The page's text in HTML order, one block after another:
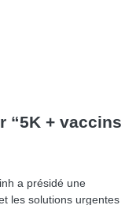
“5K + vaccins
a présidé une
les solutions urgentes